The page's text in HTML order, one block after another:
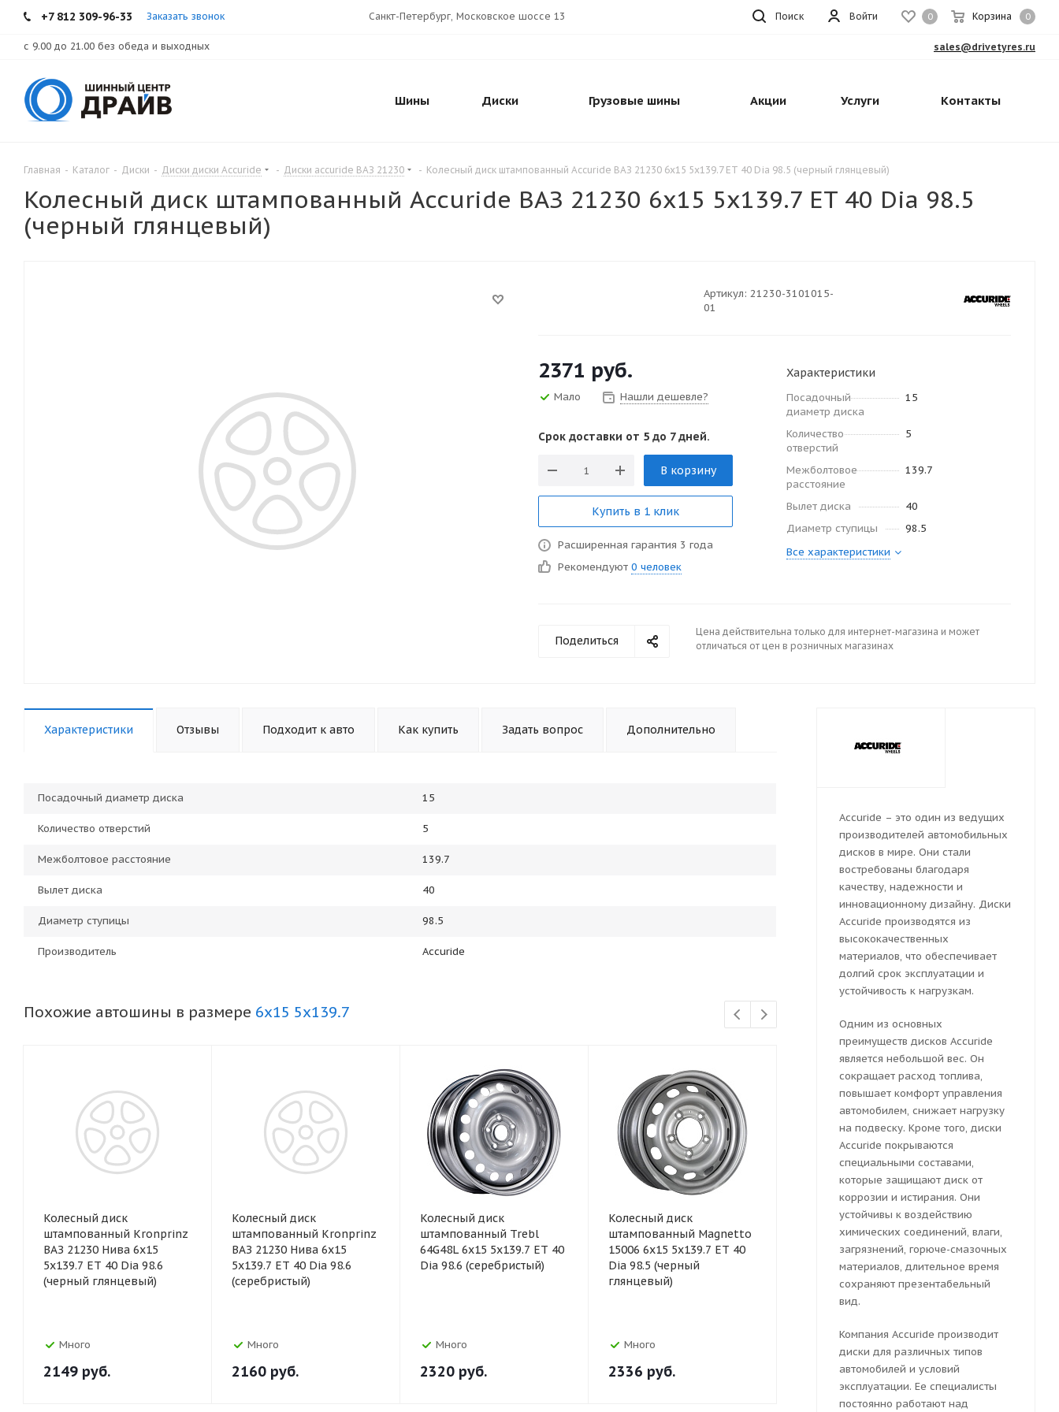
+7 812 309-96-33 Заказать звонок 0 Корзина 0
Войти
Санкт-Петербург, Московское шоссе 13 Поиск
с 9.00 до 21.00 без обеда и выходных sales@drivetyres.ru
Шины Диски Грузовые шины Акции Услуги Контакты
Главная - Каталог - Диски - Диски диски Accuride - Диски accuride ВАЗ 21230 - Колесный диск штампованный Accuride ВАЗ 21230 6x15 5x139.7 ET 40 Dia 98.5 (черный глянцевый)
Колесный диск штампованный Accuride ВАЗ 21230 6x15 5x139.7 ET 40 Dia 98.5
(черный глянцевый)
Артикул: 21230-3101015-
01
2371 руб.
Мало Нашли дешевле?
Срок доставки от 5 до 7 дней.
В корзину
Купить в 1 клик
Расширенная гарантия 3 года
Рекомендуют 0 человек
Характеристики
Посадочный
диаметр диска
15
Количество
отверстий
5
Межболтовое
расстояние
139.7
Вылет диска
40
Диаметр ступицы
98.5
Все характеристики
Поделиться
Цена действительна только для интернет-магазина и может
отличаться от цен в розничных магазинах
Характеристики Отзывы Подходит к авто Как купить Задать вопрос Дополнительно
Посадочный диаметр диска 15
Количество отверстий 5
Межболтовое расстояние 139.7
Вылет диска 40
Диаметр ступицы 98.5
Производитель Accuride
Похожие автошины в размере 6x15 5x139.7
Колесный диск
штампованный Kronprinz
ВАЗ 21230 Нива 6x15
5x139.7 ET 40 Dia 98.6
(черный глянцевый)
Много
2149 руб.
Колесный диск
штампованный Kronprinz
ВАЗ 21230 Нива 6x15
5x139.7 ET 40 Dia 98.6
(серебристый)
Много
2160 руб.
Колесный диск
штампованный Trebl
64G48L 6x15 5x139.7 ET 40
Dia 98.6 (серебристый)
Много
2320 руб.
Колесный диск
штампованный Magnetto
15006 6x15 5x139.7 ET 40
Dia 98.5 (черный
глянцевый)
Много
2336 руб.
Колесный диск
штампованный ТЗСК
Chevrolet Niva 6x15
5x139.7 ET 40 Dia 98.5
(серебристый)
руб.
64G48L 6x15
Dia 98.6
Accuride – это один из ведущих
производителей автомобильных
дисков в мире. Они стали
востребованы благодаря
качеству, надежности и
инновационному дизайну. Диски
Accuride производятся из
высококачественных
материалов, что обеспечивает
долгий срок эксплуатации и
устойчивость к нагрузкам.
Одним из основных
преимуществ дисков Accuride
является небольшой вес. Он
сокращает расход топлива,
повышает комфорт управления
автомобилем, снижает нагрузку
на подвеску. Кроме того, диски
Accuride покрываются
специальными составами,
которые защищают диск от
коррозии и истирания. Они
устойчивы к воздействию
химических соединений, влаги,
загрязнений, горюче-смазочных
материалов, длительное время
сохраняют презентабельный
вид.
Компания Accuride производит
диски для различных типов
автомобилей и условий
эксплуатации. Ее специалисты
постоянно работают над